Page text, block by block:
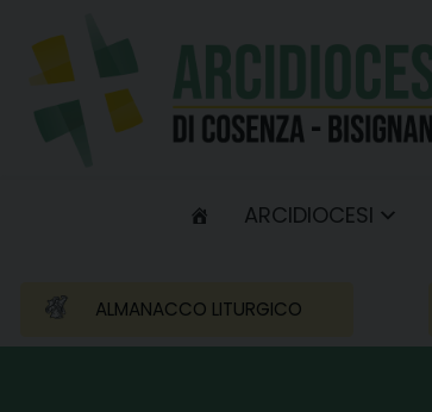
content
ARCIDIOCESI
ALMANACCO LITURGICO